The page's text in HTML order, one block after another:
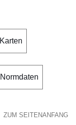
Karten
Normdaten
ZUM SEITENANFANG